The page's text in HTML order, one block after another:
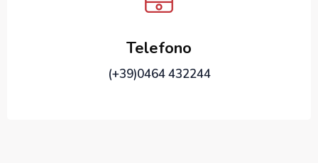
Telefono
(+39)0464 432244